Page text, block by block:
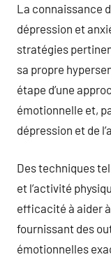
La connaissance
dépression et
stratégies
sa propre
étape d’une
émotionnelle et,
dépression et de
Des techniques
et l’activité
efficacité à aider
fournissant des
émotionnelles